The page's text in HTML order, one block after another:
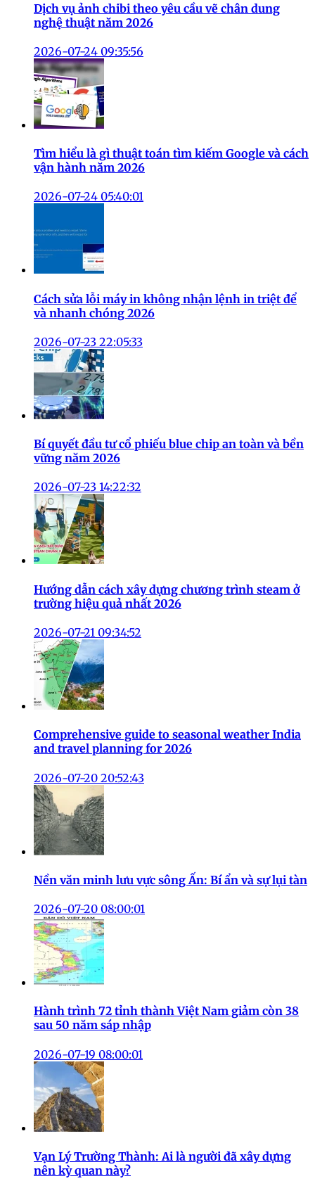
Dịch vụ ảnh chibi theo yêu cầu vẽ chân dung
nghệ thuật năm 2026
2026-07-24 09:35:56
Tìm hiểu là gì thuật toán tìm kiếm Google và cách
vận hành năm 2026
2026-07-24 05:40:01
Cách sửa lỗi máy in không nhận lệnh in triệt để
và nhanh chóng 2026
2026-07-23 22:05:33
Bí quyết đầu tư cổ phiếu blue chip an toàn và bền
vững năm 2026
2026-07-23 14:22:32
Hướng dẫn cách xây dựng chương trình steam ở
trường hiệu quả nhất 2026
2026-07-21 09:34:52
Comprehensive guide to seasonal weather India
and travel planning for 2026
2026-07-20 20:52:43
Nền văn minh lưu vực sông Ấn: Bí ẩn và sự lụi tàn
2026-07-20 08:00:01
Hành trình 72 tỉnh thành Việt Nam giảm còn 38
sau 50 năm sáp nhập
2026-07-19 08:00:01
Vạn Lý Trường Thành: Ai là người đã xây dựng
nên kỳ quan này?